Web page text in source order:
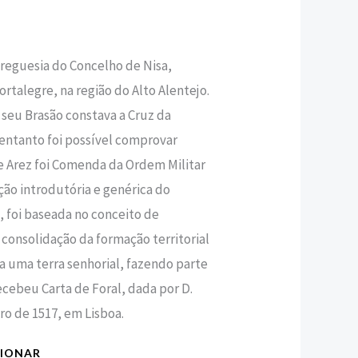
do Concelho de Nisa,
na região do Alto Alentejo.
Brasão constava a Cruz da
foi possível comprovar
foi Comenda da Ordem Militar
introdutória e genérica do
foi baseada no conceito de
da formação territorial
uma terra senhorial, fazendo parte
Carta de Foral, dada por D.
de 1517, em Lisboa.